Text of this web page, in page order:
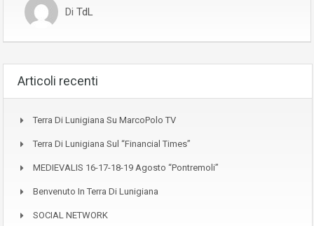
Di TdL
Articoli recenti
Terra Di Lunigiana Su MarcoPolo TV
Terra Di Lunigiana Sul “Financial Times”
MEDIEVALIS 16-17-18-19 Agosto “Pontremoli”
Benvenuto In Terra Di Lunigiana
SOCIAL NETWORK